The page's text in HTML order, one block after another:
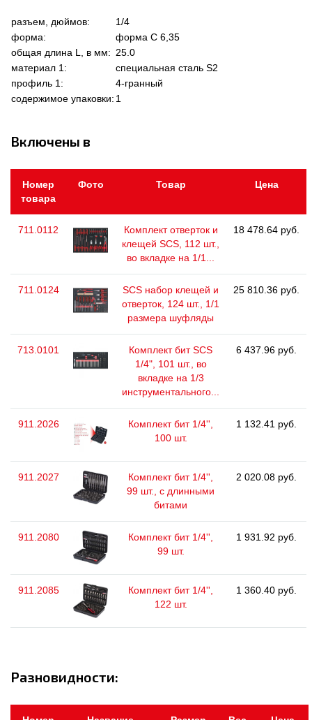
разъем, дюймов:
1/4
форма:
форма C 6,35
общая длина L, в мм: 25.0
материал 1:
специальная сталь S2
профиль 1:
4-гранный
содержимое упаковки: 1
Включены в
Номер
товара
Фото Товар Цена
711.0112
Комплект отверток и
клещей SCS, 112 шт.,
во вкладке на 1/1...
18 478.64 руб.
711.0124
SCS набор клещей и
отверток, 124 шт., 1/1
размера шуфляды
25 810.36 руб.
713.0101
Комплект бит SCS
1/4", 101 шт., во
вкладке на 1/3
инструментального...
6 437.96 руб.
911.2026
Комплект бит 1/4'',
100 шт.
1 132.41 руб.
911.2027
Комплект бит 1/4'',
99 шт., с длинными
битами
2 020.08 руб.
911.2080
Комплект бит 1/4'',
99 шт.
1 931.92 руб.
911.2085
Комплект бит 1/4'',
122 шт.
1 360.40 руб.
Разновидности: